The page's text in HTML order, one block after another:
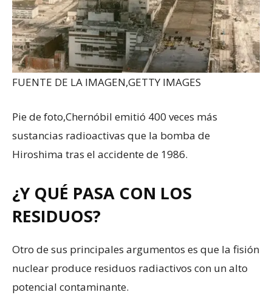
FUENTE DE LA IMAGEN,GETTY IMAGES
Pie de foto,Chernóbil emitió 400 veces más
sustancias radioactivas que la bomba de
Hiroshima tras el accidente de 1986.
¿Y QUÉ PASA CON LOS
RESIDUOS?
Otro de sus principales argumentos es que la fisión
nuclear produce residuos radiactivos con un alto
potencial contaminante.